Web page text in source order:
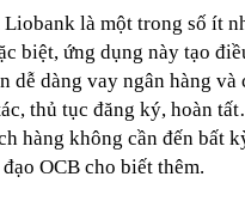
là một trong số ít
biệt, ứng dụng này tạo
dễ dàng vay ngân hàng
thủ tục đăng ký, hoàn
hàng không cần đến bất
OCB cho biết thêm.